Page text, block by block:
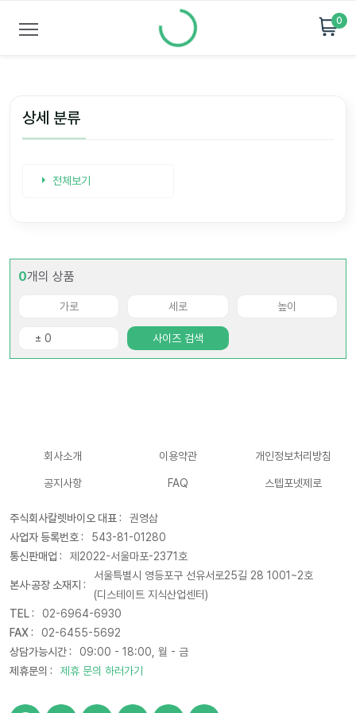
0
상세 분류
전체보기
0개의 상품
사이즈 검색
회사소개 이용약관 개인정보처리방침
공지사항 FAQ 스텝포넷제로
주식회사칼렛바이오 대표 :
권영삼
사업자 등록번호 :
543-81-01280
통신판매업 :
제2022-서울마포-2371호
본사·공장 소재지 :
서울특별시 영등포구 선유서로25길 28 1001~2호
(디스테이트 지식산업센터)
TEL :
02-6964-6930
FAX :
02-6455-5692
상담가능시간 :
09:00 - 18:00, 월 - 금
제휴문의 :
제휴 문의 하러가기